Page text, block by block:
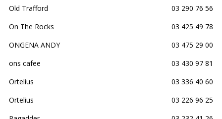
Old Trafford
03 290 76 56
On The Rocks
03 425 49 78
ONGENA ANDY
03 475 29 00
ons cafee
03 430 97 81
Ortelius
03 336 40 60
Ortelius
03 226 96 25